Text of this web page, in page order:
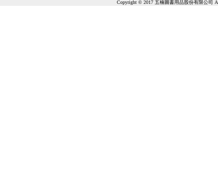
Copyright © 2017 五楠圖書用品股份有限公司